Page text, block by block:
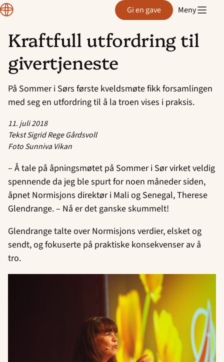
Hopp
innhold
Normisjon Gi en gave Meny
Kraftfull utfordring til
givertjeneste
På Sommer i Sørs første kveldsmøte fikk forsamlingen
med seg en utfordring til å la troen vises i praksis.
11. juli 2018
Tekst Sigrid Rege Gårdsvoll
Foto Sunniva Vikan
– Å tale på åpningsmøtet på Sommer i Sør virket veldig
spennende da jeg ble spurt for noen måneder siden,
åpnet Normisjons direktør i Mali og Senegal, Therese
Glendrange. – Nå er det ganske skummelt!
Glendrange talte over Normisjons verdier, elsket og
sendt, og fokuserte på praktiske konsekvenser av å
tro.